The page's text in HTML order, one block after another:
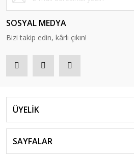
SOSYAL MEDYA
Bizi takip edin, kârlı çıkın!
ÜYELİK
SAYFALAR